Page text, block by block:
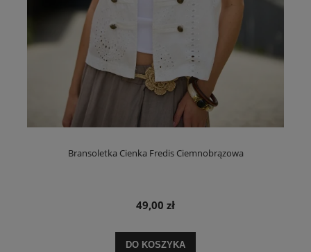
Bransoletka Cienka Fredis Ciemnobrązowa
49,00 zł
DO KOSZYKA